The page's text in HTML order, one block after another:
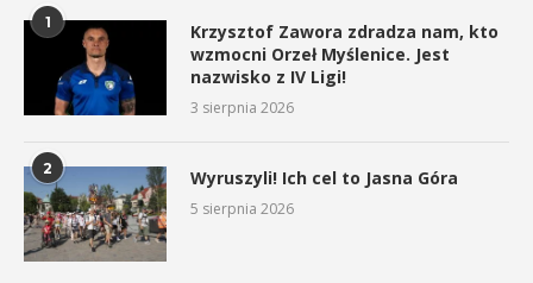
1
Krzysztof Zawora zdradza nam, kto
wzmocni Orzeł Myślenice. Jest
nazwisko z IV Ligi!
3 sierpnia 2026
2 Wyruszyli! Ich cel to Jasna Góra
5 sierpnia 2026